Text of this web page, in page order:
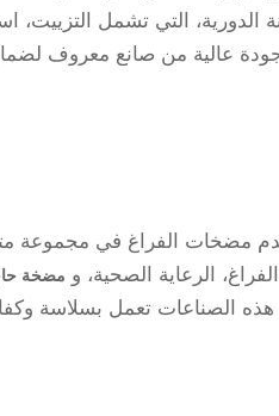
الدورية، التي تشمل
عالية من صانع معروف
مضخات الفراغ في مجموعة
الرعاية الصحية، و مضخة
الصناعات تعمل بسلاسة